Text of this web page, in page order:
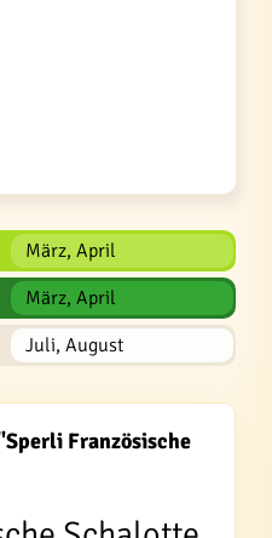
März, April
März, April
Juli, August
Französische